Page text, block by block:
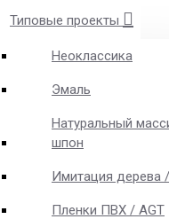
Типовые проекты
Неоклассика
Эмаль
Натуральный
шпон
Имитация дерева
Пленки ПВХ / AGT